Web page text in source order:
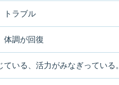
トラブル
体調が回復
いる、活力がみなぎっている。